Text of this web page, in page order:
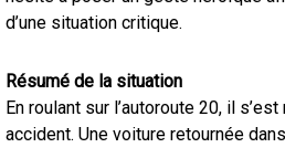
d’une situation critique.
Résumé de la situation
En roulant sur l’autoroute 20, il
accident. Une voiture retournée